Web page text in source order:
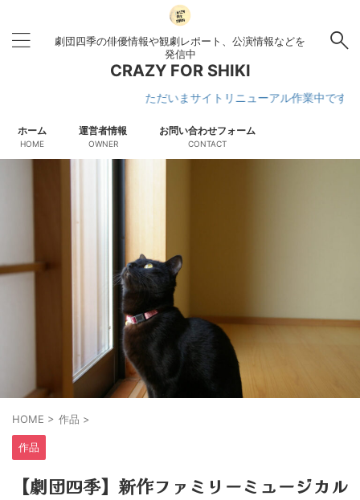
劇団四季の俳優情報や観劇レポート、公演情報などを
発信中
CRAZY FOR SHIKI
ただいまサイトリニューアル作業中です
ホーム
HOME
運営者情報
OWNER
お問い合わせフォーム
CONTACT
HOME > 作品 >
作品
【劇団四季】新作ファミリーミュージカル